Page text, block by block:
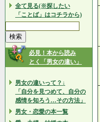
全て見る(※探したい
「ことば」はコチラから)
必見！本から読み
とく「男女の違い」
男女の違いって？↓
「自分を見つめて、自分の
感情を知ろう…その方法」
男女・恋愛の本一覧